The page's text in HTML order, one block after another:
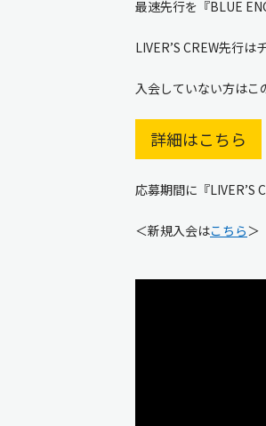
最速先行を『BLUE
LIVER’S CREW先行
入会していない方はこ
詳細はこちら
応募期間に『LIVER’S
＜新規入会はこちら＞